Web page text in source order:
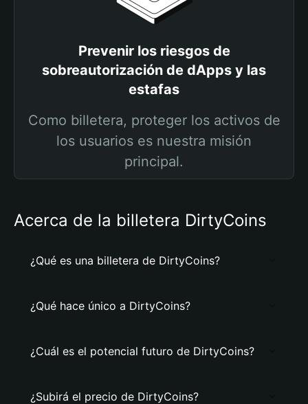
Prevenir los riesgos de
sobreautorización de dApps y las
estafas
Como billetera, proteger los activos de
los usuarios es nuestra misión
principal.
Acerca de la billetera DirtyCoins
¿Qué es una billetera de DirtyCoins?
¿Qué hace único a DirtyCoins?
¿Cuál es el potencial futuro de DirtyCoins?
¿Subirá el precio de DirtyCoins?